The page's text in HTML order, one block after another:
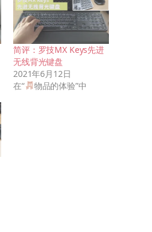
简评：罗技MX Keys先进
无线背光键盘
2021年6月12日
在“
物品的体验”中